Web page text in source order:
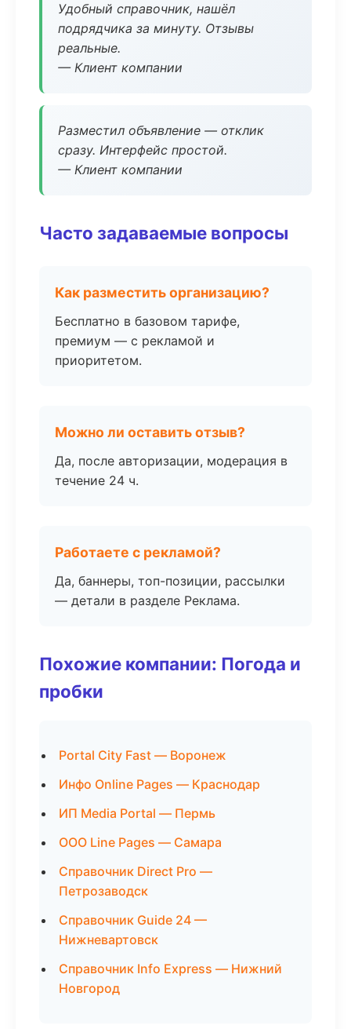
Удобный справочник, нашёл
подрядчика за минуту. Отзывы
реальные.
— Клиент компании
Разместил объявление — отклик
сразу. Интерфейс простой.
— Клиент компании
Часто задаваемые вопросы
Как разместить организацию?
Бесплатно в базовом тарифе,
премиум — с рекламой и
приоритетом.
Можно ли оставить отзыв?
Да, после авторизации, модерация в
течение 24 ч.
Работаете с рекламой?
Да, баннеры, топ-позиции, рассылки
— детали в разделе Реклама.
Похожие компании: Погода и
пробки
Portal City Fast — Воронеж
Инфо Online Pages — Краснодар
ИП Media Portal — Пермь
ООО Line Pages — Самара
Справочник Direct Pro —
Петрозаводск
Справочник Guide 24 —
Нижневартовск
Справочник Info Express — Нижний
Новгород